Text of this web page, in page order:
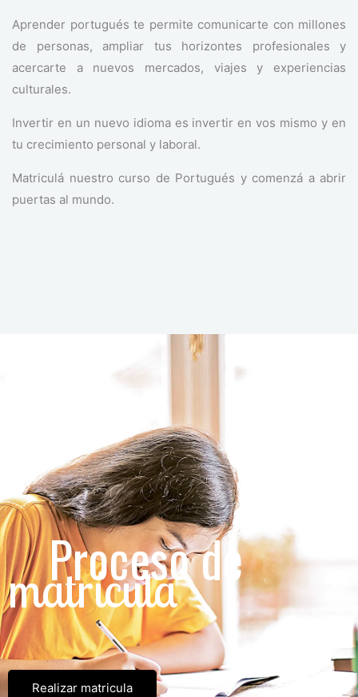
Aprender portugués te permite comunicarte con millones
de personas, ampliar tus horizontes profesionales y
acercarte a nuevos mercados, viajes y experiencias
culturales.
Invertir en un nuevo idioma es invertir en vos mismo y en
tu crecimiento personal y laboral.
Matriculá nuestro curso de Portugués y comenzá a abrir
puertas al mundo.
Proceso de
matrícula
Realizar matricula